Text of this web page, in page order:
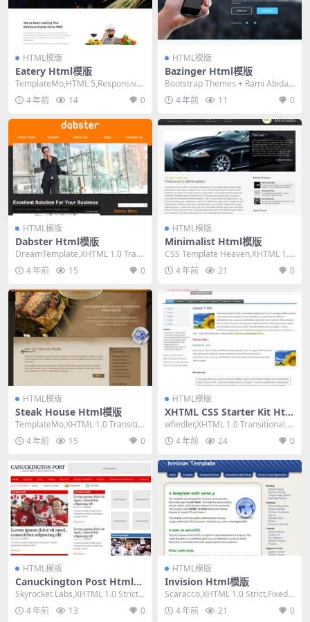
HTML模版
Eatery Html模版
TemplateMo,HTML 5,Responsive,
4 Columns,...
4 年前 14 0
HTML模版
Bazinger Html模版
Bootstrap Themes + Rami Abida,
HTML 5,Res...
4 年前 11 0
HTML模版
Dabster Html模版
DreamTemplate,XHTML 1.0 Trans
itional,Fix...
4 年前 15 0
HTML模版
Minimalist Html模版
CSS Template Heaven,XHTML 1.0
Transition...
4 年前 21 0
HTML模版
Steak House Html模版
TemplateMo,XHTML 1.0 Transitio
nal,Fixed ...
4 年前 15 0
HTML模版
XHTML CSS Starter Kit Htm
l模版
wfiedler,XHTML 1.0 Transitional,Fi
xed Wi...
4 年前 24 0
HTML模版
Canuckington Post Html模
版
Skyrocket Labs,XHTML 1.0 Strict,F
ixed Wi...
4 年前 13 0
HTML模版
Invision Html模版
Scaracco,XHTML 1.0 Strict,Fixed
Width, 2...
4 年前 21 0